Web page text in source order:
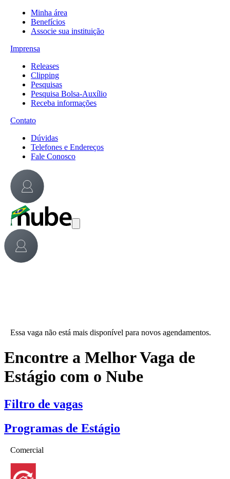
Minha área
Benefícios
Associe sua instituição
Imprensa
Releases
Clipping
Pesquisas
Pesquisa Bolsa-Auxílio
Receba informações
Contato
Dúvidas
Telefones e Endereços
Fale Conosco
Essa vaga não está mais disponível para novos agendamentos.
Encontre a Melhor Vaga de
Estágio com o Nube
Filtro de vagas
Programas de Estágio
Comercial